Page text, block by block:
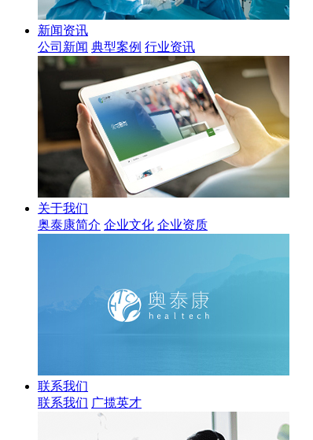
新闻资讯
公司新闻 典型案例 行业资讯
关于我们
奥泰康简介 企业文化 企业资质
联系我们
联系我们 广揽英才